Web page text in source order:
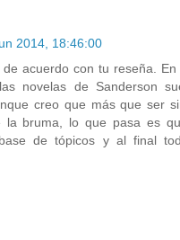
2014, 18:46:00
de acuerdo con tu reseña.
novelas de Sanderson
creo que más que ser
la bruma, lo que pasa es
de tópicos y al final